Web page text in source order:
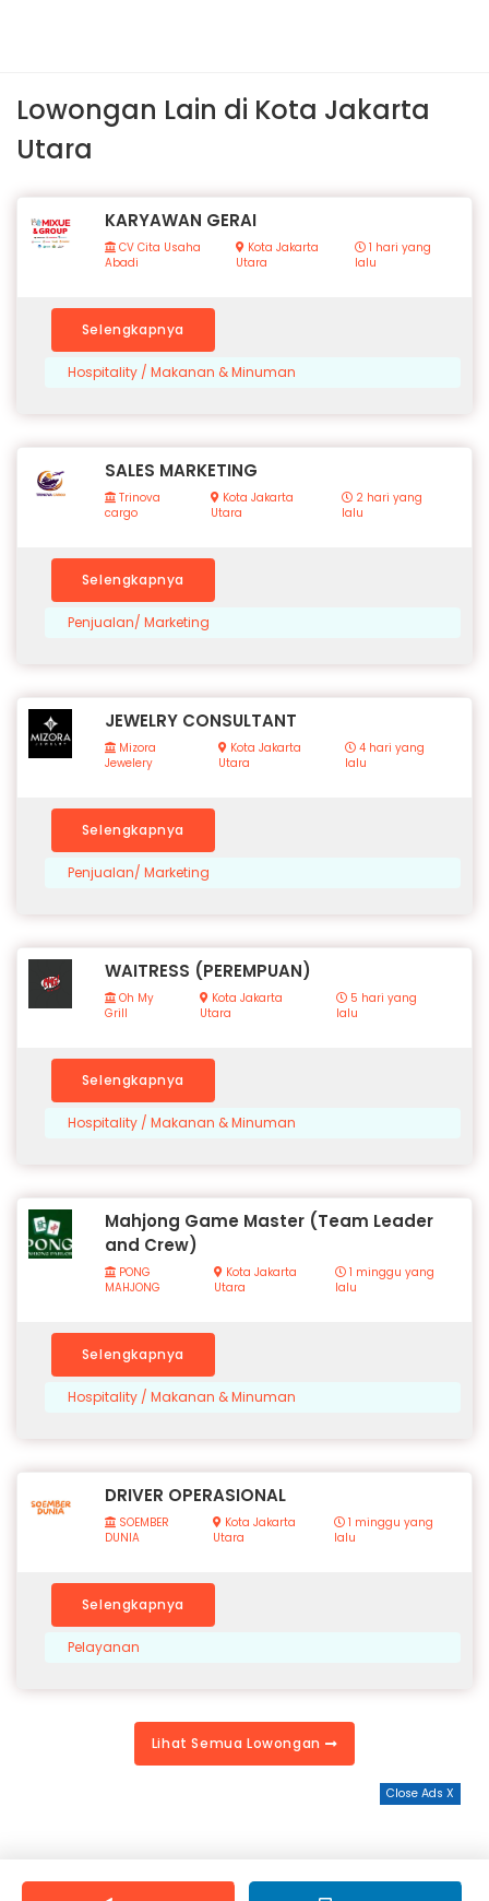
Lowongan Lain di Kota Jakarta
Utara
KARYAWAN GERAI
CV Cita Usaha
Abadi
Kota Jakarta
Utara
1 hari yang
lalu
Selengkapnya
Hospitality / Makanan & Minuman
SALES MARKETING
Trinova
cargo
Kota Jakarta
Utara
2 hari yang
lalu
Selengkapnya
Penjualan/ Marketing
JEWELRY CONSULTANT
Mizora
Jewelery
Kota Jakarta
Utara
4 hari yang
lalu
Selengkapnya
Penjualan/ Marketing
WAITRESS (PEREMPUAN)
Oh My
Grill
Kota Jakarta
Utara
5 hari yang
lalu
Selengkapnya
Hospitality / Makanan & Minuman
Mahjong Game Master (Team Leader
and Crew)
PONG
MAHJONG
Kota Jakarta
Utara
1 minggu yang
lalu
Selengkapnya
Hospitality / Makanan & Minuman
DRIVER OPERASIONAL
SOEMBER
DUNIA
Kota Jakarta
Utara
1 minggu yang
lalu
Selengkapnya
Pelayanan
Lihat Semua Lowongan
Close Ads X